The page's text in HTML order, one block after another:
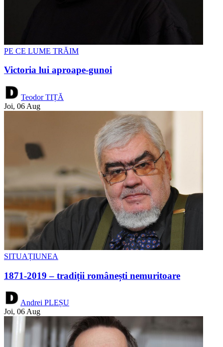
PE CE LUME TRĂIM
Victoria lui aproape-gunoi
Teodor TIȚĂ
Joi, 06 Aug
SITUAȚIUNEA
1871-2019 – tradiții românești nemuritoare
Andrei PLEȘU
Joi, 06 Aug